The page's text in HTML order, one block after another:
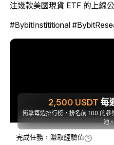
注幾款美國現貨 ETF 的上線
#BybitInstititional
2,500 USDT 每
衝擊每週排行榜，排名前 100 的
池
完成任務，賺取經驗值